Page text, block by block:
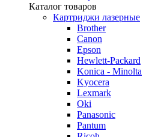
Каталог товаров
Картриджи лазерные
Brother
Canon
Epson
Hewlett-Packard
Konica - Minolta
Kyocera
Lexmark
Oki
Panasonic
Pantum